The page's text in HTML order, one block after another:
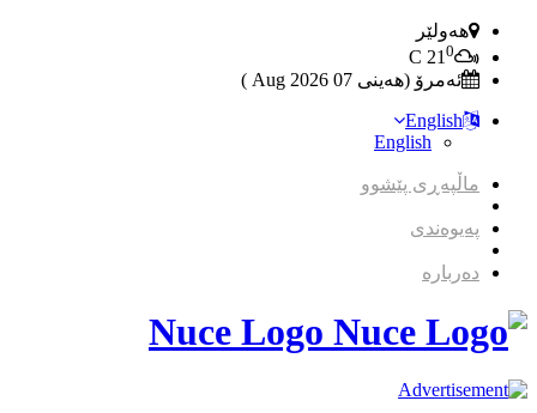
هەولێر
21 0
ئەمرۆ (هەینی 07 2026 Aug )
English
English
ماڵپەڕی پێشوو
پەیوەندی
دەربارە
Nuce Logo